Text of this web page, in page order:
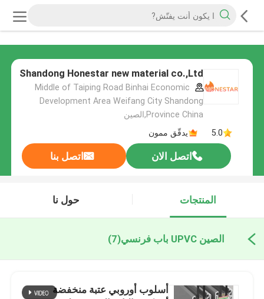
Shandong Honestar new material co.,Ltd
Middle of Taiping Road Binhai Economic
Development Area Weifang City Shandong
Province China,الصين
5.0
يدقّق ممون
اتصل الان اتصل بنا
المنتجات حول نا
الصين UPVC باب فرنسي (7)
أسلوب أوروبي عتبة منخفضة